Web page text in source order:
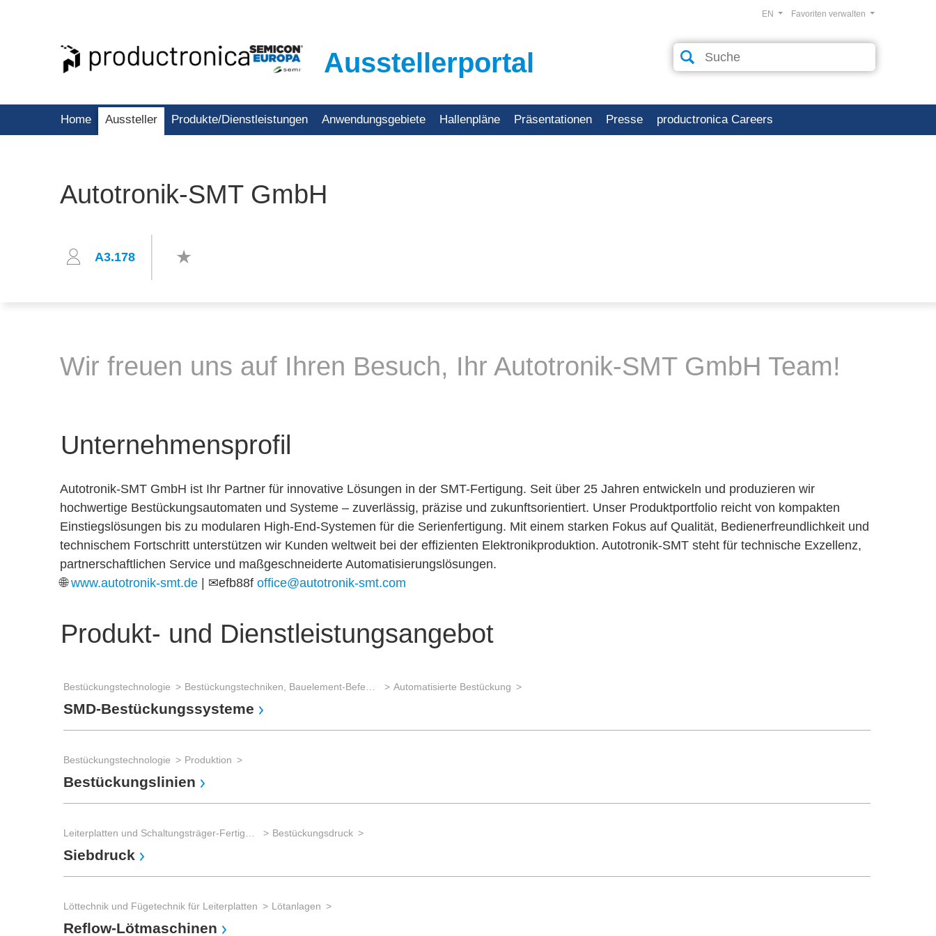
Ausstellerportal
Favoriten verwalten
EN
Home Aussteller Produkte/Dienstleistungen Anwendungsgebiete Hallenpläne Präsentationen Presse productronica Careers
Autotronik-SMT GmbH
A3.178
Wir freuen uns auf Ihren Besuch, Ihr Autotronik-SMT GmbH Team!
Unternehmensprofil
Autotronik-SMT GmbH ist Ihr Partner für innovative Lösungen in der SMT-Fertigung. Seit über 25 Jahren entwickeln und produzieren wir
hochwertige Bestückungsautomaten und Systeme – zuverlässig, präzise und zukunftsorientiert. Unser Produktportfolio reicht von kompakten
Einstiegslösungen bis zu modularen High-End-Systemen für die Serienfertigung. Mit einem starken Fokus auf Qualität, Bedienerfreundlichkeit und
technischem Fortschritt unterstützen wir Kunden weltweit bei der effizienten Elektronikproduktion. Autotronik-SMT steht für technische Exzellenz,
partnerschaftlichen Service und maßgeschneiderte Automatisierungslösungen.
🌐www.autotronik-smt.de | ✉efb88f office@autotronik-smt.com
Produkt- und Dienstleistungsangebot
Bestückungstechnologie Automatisierte Bestückung
SMD-Bestückungssysteme
Bestückungstechnologie Produktion
Bestückungslinien
Bestückungsdruck
Siebdruck
Löttechnik und Fügetechnik für Leiterplatten Lötanlagen
Reflow-Lötmaschinen